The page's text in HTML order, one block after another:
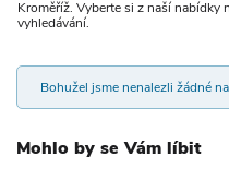
Kroměříž. Vyberte si z naší
vyhledávání.
Bohužel jsme nenalezli žádné
Mohlo by se Vám líbit